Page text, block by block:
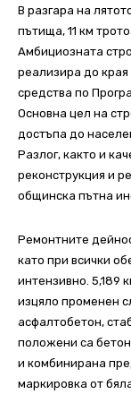
В разгара на
пътища, 11 км
Амбициозната
реализира до края
средства по
Основна цел на
достъпа до
Разлог, както и
реконструкция и
общинска пътна
Ремонтните
като при всички
интензивно. 5,189
изцяло променен
асфалтобетон,
положени са
и комбинирана
маркировка от